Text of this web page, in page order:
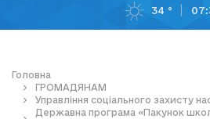
34 °
Головна
ГРОМАДЯНАМ
Управління соціального захисту
Державна програма «Пакунок